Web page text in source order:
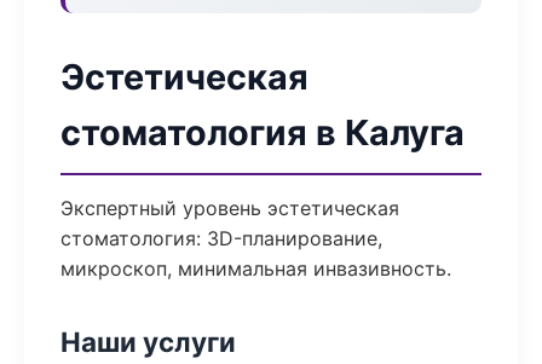
Эстетическая
стоматология в Калуга
Экспертный уровень эстетическая
стоматология: 3D-планирование,
микроскоп, минимальная инвазивность.
Наши услуги